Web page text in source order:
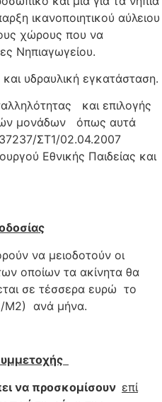
ικανοποιητικού αύλειου
χώρους που να
Νηπιαγωγείου.
υδραυλική εγκατάσταση.
και επιλογής
μονάδων όπως αυτά
ΣΤ1/02.04.2007
Εθνικής Παιδείας και
να μειοδοτούν οι
οποίων τα ακίνητα θα
σε τέσσερα ευρώ το
Μ2) ανά μήνα.
να προσκομίσουν επί